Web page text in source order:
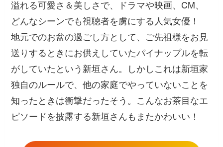
溢れる可愛さ＆美しさで、ドラマや映画、CM、
どんなシーンでも視聴者を虜にする人気女優！
地元でのお盆の過ごし方として、ご先祖様をお見
送りするときにお供えしていたパイナップルを転
がしていたという新垣さん。しかしこれは新垣家
独自のルールで、他の家庭でやっていないことを
知ったときは衝撃だったそう。こんなお茶目なエ
ピソードを披露する新垣さんもまたかわいい！